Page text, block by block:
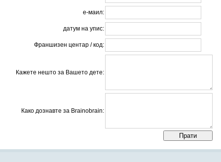
е-маил:
датум на упис:
Франшизен центар / код:
Кажете нешто за Вашето дете:
Како дознавте за Brainobrain: